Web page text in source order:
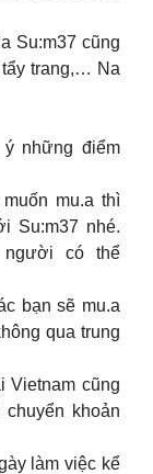
Su:m37 cũng
trang,… Na
những điểm
mu.a thì
Su:m37 nhé.
có thể
bạn sẽ mu.a
qua trung
Vietnam cũng
khoản
làm việc kể